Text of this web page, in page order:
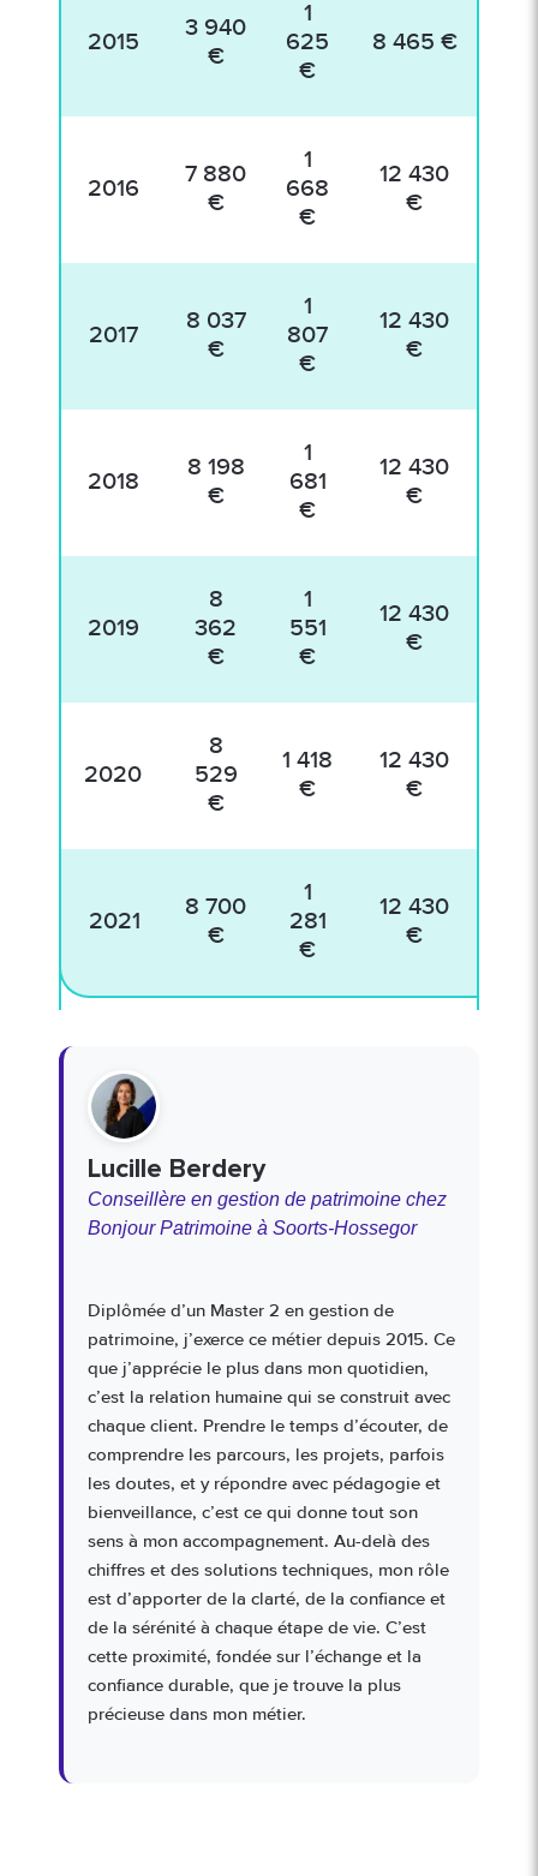
2015
3 940
€
1
625
€
8 465 €
2016
7 880
€
1
668
€
12 430
€
2017
8 037
€
1
807
€
12 430
€
2018
8 198
€
1
681
€
12 430
€
2019
8
362
€
1
551
€
12 430
€
2020
8
529
€
1 418
€
12 430
€
2021
8 700
€
1
281
€
12 430
€
Lucille Berdery
Conseillère en gestion de patrimoine chez
Bonjour Patrimoine à Soorts-Hossegor
Diplômée d’un Master 2 en gestion de
patrimoine, j’exerce ce métier depuis 2015. Ce
que j’apprécie le plus dans mon quotidien,
c’est la relation humaine qui se construit avec
chaque client. Prendre le temps d’écouter, de
comprendre les parcours, les projets, parfois
les doutes, et y répondre avec pédagogie et
bienveillance, c’est ce qui donne tout son
sens à mon accompagnement. Au-delà des
chiffres et des solutions techniques, mon rôle
est d’apporter de la clarté, de la confiance et
de la sérénité à chaque étape de vie. C’est
cette proximité, fondée sur l’échange et la
confiance durable, que je trouve la plus
précieuse dans mon métier.